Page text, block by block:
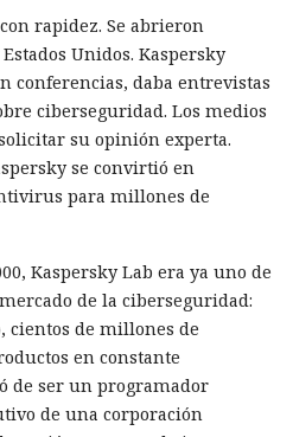
rapidez. Se abrieron
Unidos. Kaspersky
conferencias, daba entrevistas
ciberseguridad. Los medios
su opinión experta.
se convirtió en
para millones de
Kaspersky Lab era ya uno de
de la ciberseguridad:
cientos de millones de
en constante
de ser un programador
de una corporación